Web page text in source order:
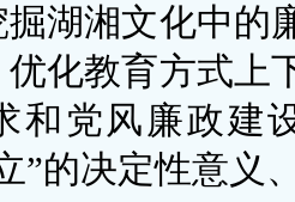
湖湘文化中的
化教育方式上
和党风廉政建
”的决定性意义